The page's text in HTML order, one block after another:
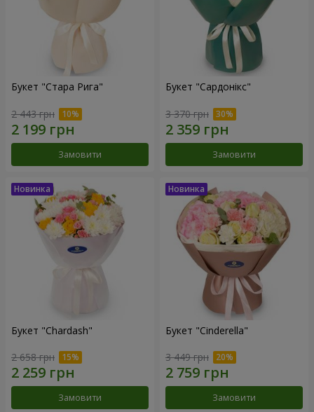
Букет "Стара Рига"
2 443 грн
Замовити
Букет "Сардонікс"
3 370 грн
Замовити
Букет "Chardash"
2 658 грн
Замовити
Букет "Cinderella"
3 449 грн
Замовити